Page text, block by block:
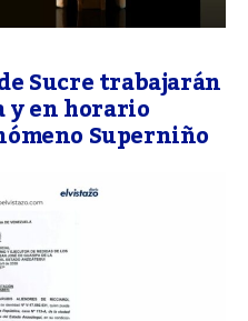
Sucre trabajarán
y en horario
Superniño